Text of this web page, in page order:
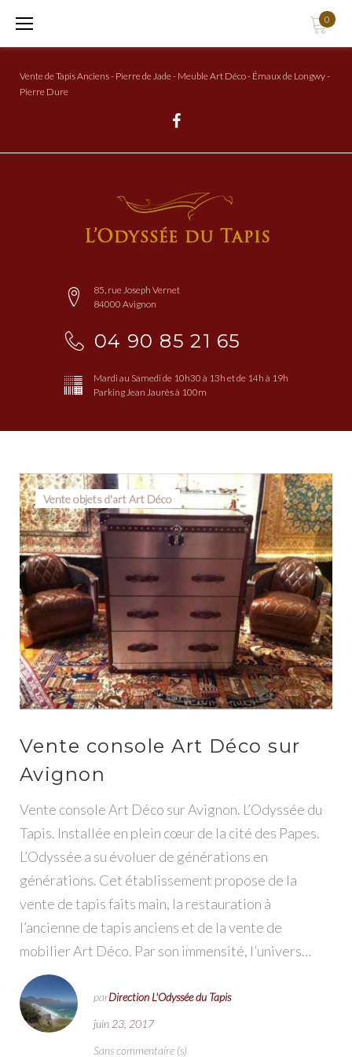
0
Vente de Tapis Anciens - Pierre de Jade - Meuble Art Déco - Émaux de Longwy -
Pierre Dure
85, rue Joseph Vernet
84000 Avignon
04 90 85 21 65
Mardi au Samedi de 10h30 à 13h et de 14h à 19h
Parking Jean Jaurès à 100m
Étiquette :
L’Isle-
sur-
la-
Sorgue
Vente objets d'art Art Déco
Vente console Art Déco sur
Avignon
Vente console Art Déco sur Avignon. L’Odyssée du
Tapis. Installée en plein cœur de la cité des Papes.
L’Odyssée a su évoluer de générations en
générations. Cet établissement propose de la
vente de tapis faits main, la restauration à
l’ancienne de tapis anciens et de la vente de
mobilier Art Déco. Par son immensité, l’univers…
parDirection L'Odyssée du Tapis
juin 23, 2017
Sans commentaire (s)